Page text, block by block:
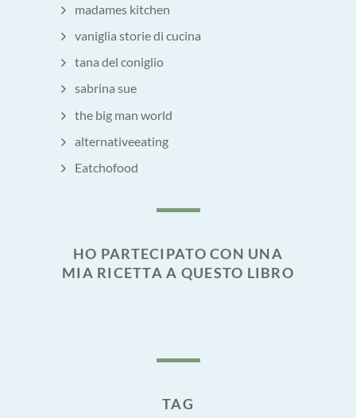
madames kitchen
vaniglia storie di cucina
tana del coniglio
sabrina sue
the big man world
alternativeeating
Eatchofood
HO PARTECIPATO CON UNA
MIA RICETTA A QUESTO LIBRO
TAG